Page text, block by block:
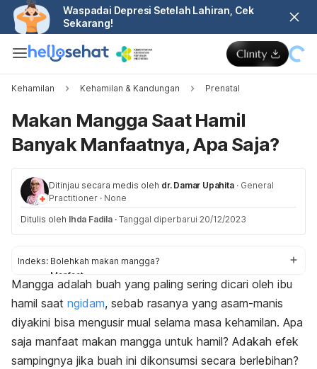
Waspadai Depresi Setelah Lahiran, Cek
Sekarang!
Kehamilan Kehamilan & Kandungan Prenatal
Makan Mangga Saat Hamil
Banyak Manfaatnya, Apa Saja?
Ditinjau secara medis oleh dr. Damar Upahita · General
Practitioner · None
Ditulis oleh Ihda Fadila · Tanggal diperbarui 20/12/2023
Indeks: Bolehkah makan mangga?
Manfaat
Risiko
Tips aman
Mangga adalah buah yang paling sering dicari oleh ibu
hamil saat ngidam, sebab rasanya yang asam-manis
diyakini bisa mengusir mual selama masa kehamilan. Apa
saja manfaat makan mangga untuk hamil? Adakah efek
sampingnya jika buah ini dikonsumsi secara berlebihan?